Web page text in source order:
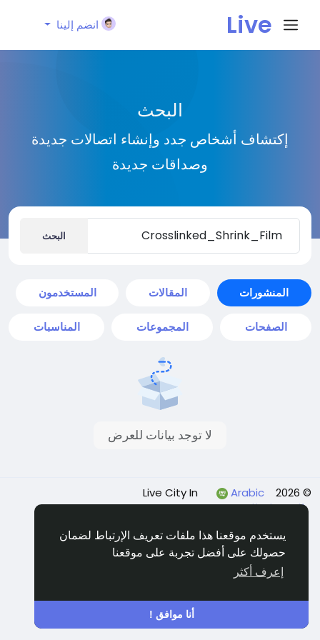
يستخدم موقعنا هذا ملفات تعريف الإرتباط لضمان
حصولك على أفضل تجربة على موقعنا
إعرف أكثر
أنا موافق !
Live
n
انضم إلينا
البحث
إكتشاف أشخاص جدد وإنشاء اتصالات جديدة
وصداقات جديدة
البحث
المنشورات المقالات المستخدمون
الصفحات المجموعات المناسبات
لا توجد بيانات للعرض
© 2026 Live City In
Arabic
الشروط الخصوصية Shipping and delivery policy